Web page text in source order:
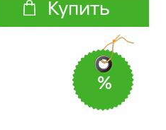
Купить
%